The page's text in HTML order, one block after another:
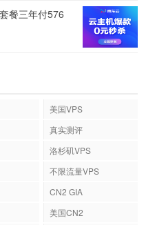
餐三年付576
美国VPS
真实测评
洛杉矶VPS
不限流量VPS
CN2 GIA
美国CN2